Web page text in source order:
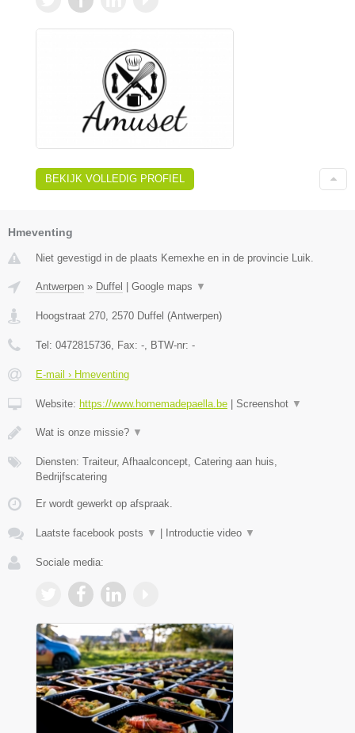
BEKIJK VOLLEDIG PROFIEL
Hmeventing
Niet gevestigd in de plaats Kemexhe en in de provincie Luik.
Antwerpen » Duffel Google maps ▼
Hoogstraat 270 2570 Duffel (Antwerpen)
Tel: 0472815736 , Fax: - , BTW-nr: -
E-mail › Hmeventing
Website: https://www.homemadepaella.be Screenshot ▼
Wat is onze missie? ▼
Diensten: Traiteur, Afhaalconcept, Catering aan huis,
Bedrijfscatering
Er wordt gewerkt op afspraak.
Laatste facebook posts ▼ Introductie video ▼
Sociale media: